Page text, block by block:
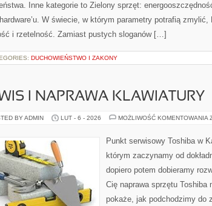
Inne kategorie to Zielony sprzęt:
W świecie, w którym parametry potrafią
i rzetelność. Zamiast pustych sloganów […]
DUCHOWIEŃSTWO I ZAKONY
I NAPRAWA KLAWIATURY
BY ADMIN LUT - 6 - 2026 MOŻLIWOŚĆ KOMENTOWANIA
Punkt serwisowy Toshiba w
którym zaczynamy od
dopiero potem dobieramy
Cię naprawa sprzętu Toshiba
pokaże, jak podchodzimy do